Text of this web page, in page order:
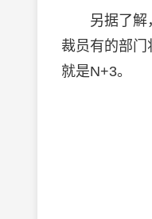
另据了解，
裁员有的部
就是N+3。